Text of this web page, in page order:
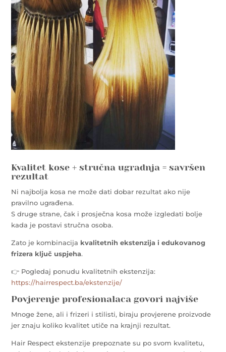
Kvalitet kose + stručna ugradnja = savršen
rezultat
Ni najbolja kosa ne može dati dobar rezultat ako nije
pravilno ugrađena.
S druge strane, čak i prosječna kosa može izgledati bolje
kada je postavi stručna osoba.
Zato je kombinacija kvalitetnih ekstenzija i edukovanog
frizera ključ uspjeha.
👉 Pogledaj ponudu kvalitetnih ekstenzija:
https://hairrespect.ba/ekstenzije/
Povjerenje profesionalaca govori najviše
Mnoge žene, ali i frizeri i stilisti, biraju provjerene proizvode
jer znaju koliko kvalitet utiče na krajnji rezultat.
Hair Respect ekstenzije prepoznate su po svom kvalitetu,